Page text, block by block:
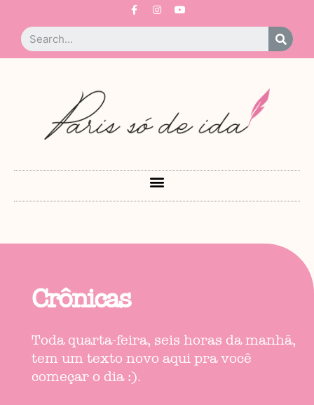
Crônicas
Toda quarta-feira, seis horas da manhã,
tem um texto novo aqui pra você
começar o dia :).